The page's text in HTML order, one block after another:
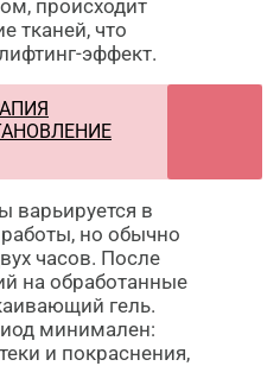
происходит
тканей, что
эффект.
варьируется в
но обычно
часов. После
на обработанные
гель.
минимален:
и покраснения,